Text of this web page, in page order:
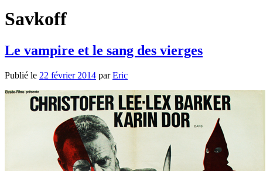
Savkoff
Le vampire et le sang des vierges
Publié le 22 février 2014 parEric